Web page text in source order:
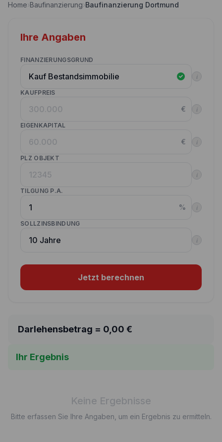
Nebenkostenrechner
Partner werden
Websitetools Baufinanzierung
Unsere Produktpartner
Kontakt
Home›Baufinanzierung›Baufinanzierung Dortmund
Ihre Angaben
FINANZIERUNGSGRUND
i
KAUFPREIS
€ i
EIGENKAPITAL
€ i
PLZ OBJEKT
i
TILGUNG P.A.
% i
SOLLZINSBINDUNG
i
Jetzt berechnen
Darlehensbetrag = 0,00 €
Ihr Ergebnis
Keine Ergebnisse
Bitte erfassen Sie Ihre Angaben, um ein Ergebnis zu ermitteln.